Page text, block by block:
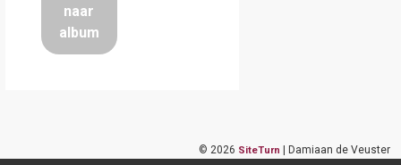
naar
album
© 2026 SiteTurn | Damiaan de Veuster